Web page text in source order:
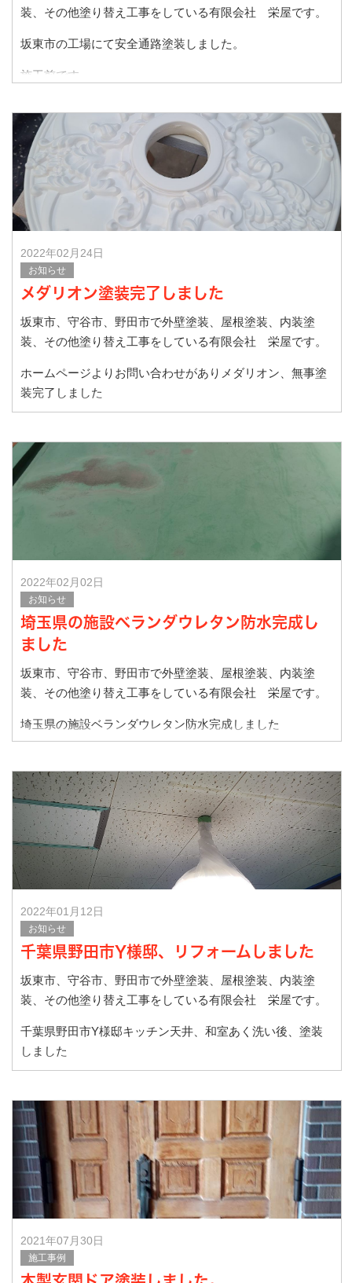
装、その他塗り替え工事をしている有限会社 栄屋です。
坂東市の工場にて安全通路塗装しました。
施工前です
2022年02月24日
お知らせ
メダリオン塗装完了しました
坂東市、守谷市、野田市で外壁塗装、屋根塗装、内装塗
装、その他塗り替え工事をしている有限会社 栄屋です。
ホームページよりお問い合わせがありメダリオン、無事塗
装完了しました
施工後です。
2022年02月02日
お知らせ
埼玉県の施設ベランダウレタン防水完成し
ました
坂東市、守谷市、野田市で外壁塗装、屋根塗装、内装塗
装、その他塗り替え工事をしている有限会社 栄屋です。
埼玉県の施設ベランダウレタン防水完成しました
施工後です。
雨水が抜け
2022年01月12日
お知らせ
千葉県野田市Y様邸、リフォームしました
坂東市、守谷市、野田市で外壁塗装、屋根塗装、内装塗
装、その他塗り替え工事をしている有限会社 栄屋です。
千葉県野田市Y様邸キッチン天井、和室あく洗い後、塗装
しました
天井は黒ずみ、和室の
2021年07月30日
施工事例